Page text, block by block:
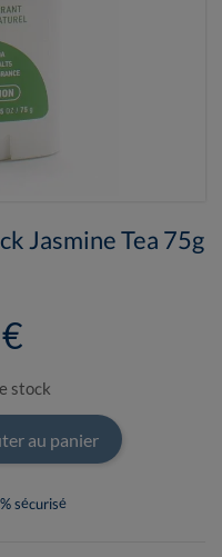
Jasmine Tea 75g
stock
au panier
sécurisé